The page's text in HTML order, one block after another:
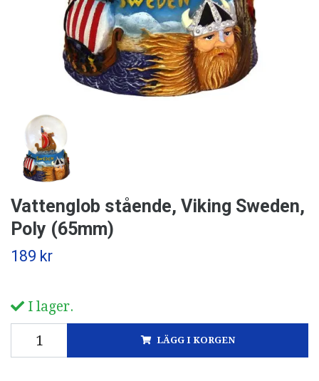
Vattenglob stående, Viking Sweden,
Poly (65mm)
189 kr
I lager.
LÄGG I KORGEN